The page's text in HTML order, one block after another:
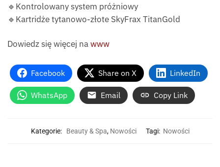
🔹Kontrolowany system próżniowy
🔹Kartridże tytanowo-złote SkyFrax TitanGold
Dowiedz się więcej nawww
Facebook Share on X LinkedIn
WhatsApp Email Copy Link
Kategorie: Beauty & Spa, Nowości Tagi: Nowości